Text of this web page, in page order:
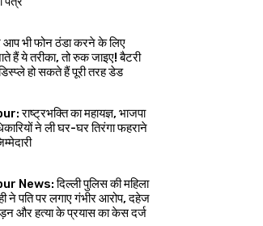
भी फोन ठंडा करने के लिए
हैं ये तरीका, तो रुक जाइए! बैटरी
हो सकते हैं पूरी तरह डेड
राष्ट्रभक्ति का महायज्ञ, भाजपा
ने ली घर-घर तिरंगा फहराने
News: दिल्ली पुलिस की महिला
ने पति पर लगाए गंभीर आरोप, दहेज
और हत्या के प्रयास का केस दर्ज